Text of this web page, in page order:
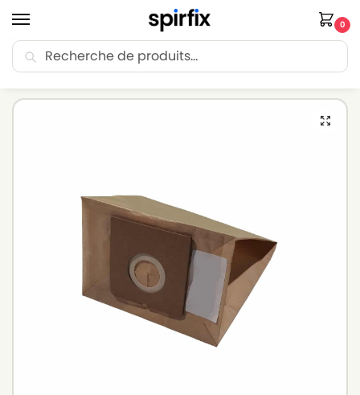
0
🚚 Livraison Point Relais offerte dès 30€ d’achat.